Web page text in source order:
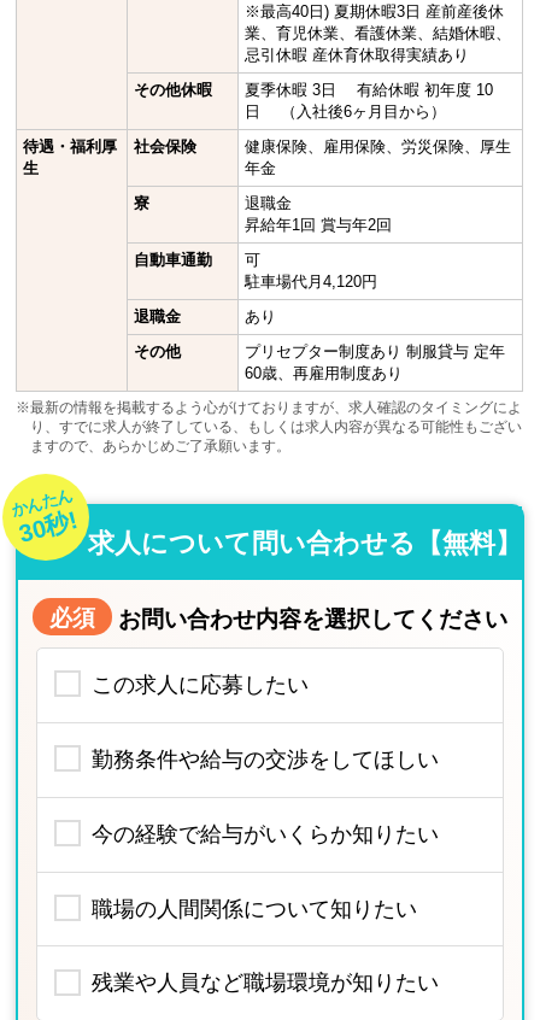
※最高40日) 夏期休暇3日 産前産後休
業、育児休業、看護休業、結婚休暇、
忌引休暇 産休育休取得実績あり
その他休暇
夏季休暇 3日 有給休暇 初年度 10
日 （入社後6ヶ月目から）
待遇・福利厚
生
社会保険
健康保険、雇用保険、労災保険、厚生
年金
寮
退職金
昇給年1回 賞与年2回
自動車通勤
可
駐車場代月4,120円
退職金
あり
その他
プリセプター制度あり 制服貸与 定年
60歳、再雇用制度あり
※最新の情報を掲載するよう心がけておりますが、求人確認のタイミングによ
り、すでに求人が終了している、もしくは求人内容が異なる可能性もござい
ますので、あらかじめご了承願います。
かんたん
30秒! 求人について問い合わせる【無料】
必須 お問い合わせ内容を選択してください
この求人に応募したい
勤務条件や給与の交渉をしてほしい
今の経験で給与がいくらか知りたい
職場の人間関係について知りたい
残業や人員など職場環境が知りたい